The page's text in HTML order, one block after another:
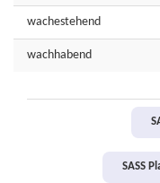
wachestehend
wachhabend
SASS